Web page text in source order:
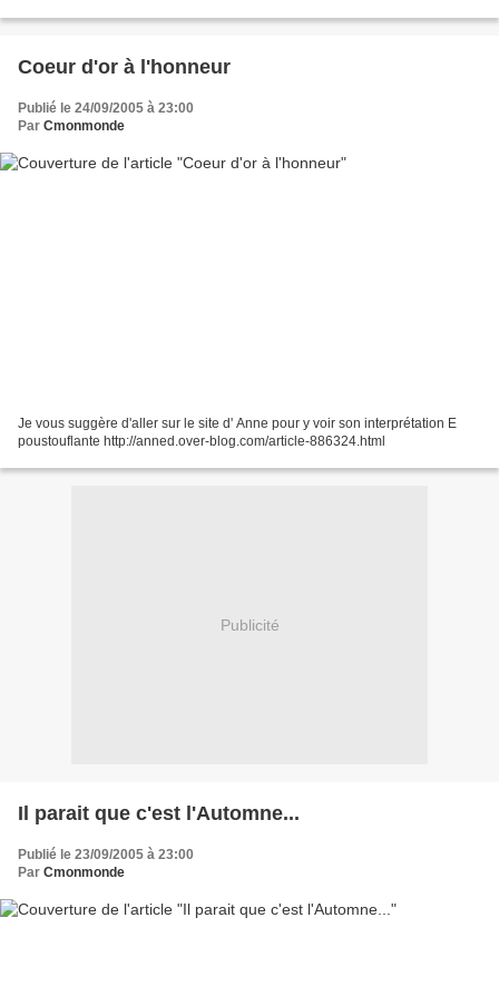
Coeur d'or à l'honneur
Publié le 24/09/2005 à 23:00
Par Cmonmonde
Je vous suggère d'aller sur le site d' Anne pour y voir son interprétation E
poustouflante http://anned.over-blog.com/article-886324.html
Publicité
Il parait que c'est l'Automne...
Publié le 23/09/2005 à 23:00
Par Cmonmonde